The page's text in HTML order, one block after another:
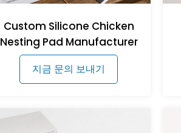
Custom Silicone Chicken
Nesting Pad Manufacturer
지금 문의 보내기